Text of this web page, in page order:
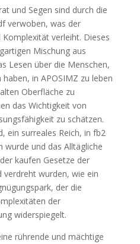
und Segen sind durch die
verwoben, was der
verleiht. Dieses
Mischung aus
Lesen über die Menschen,
in APOSIMZ zu leben
Oberfläche zu
das Wichtigkeit von
zu schätzen.
ein surreales Reich, in fb2
wurde und das Alltägliche
kaufen Gesetze der
verdreht wurden, wie ein
der die
der
widerspiegelt.
rührende und mächtige